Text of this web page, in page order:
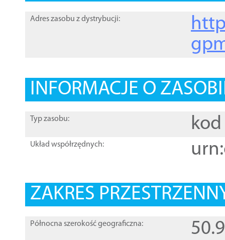
Adres zasobu z dystrybucji:
INFORMACJE O
Typ zasobu: kod
Układ współrzędnych:
ZAKRES
Północna szerokość geograficzna: